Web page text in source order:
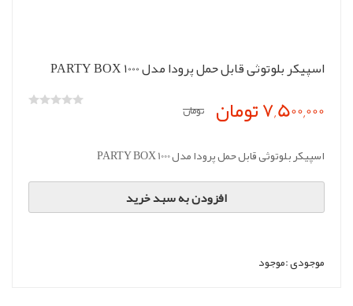
اسپیکر بلوتوثی قابل حمل پرودا مدل PARTY BOX 1000
7,500,000 تومان تومان
اسپیکر بلوتوثی قابل حمل پرودا مدل PARTY BOX 1000
افزودن به سبد خرید
موجودی :موجود